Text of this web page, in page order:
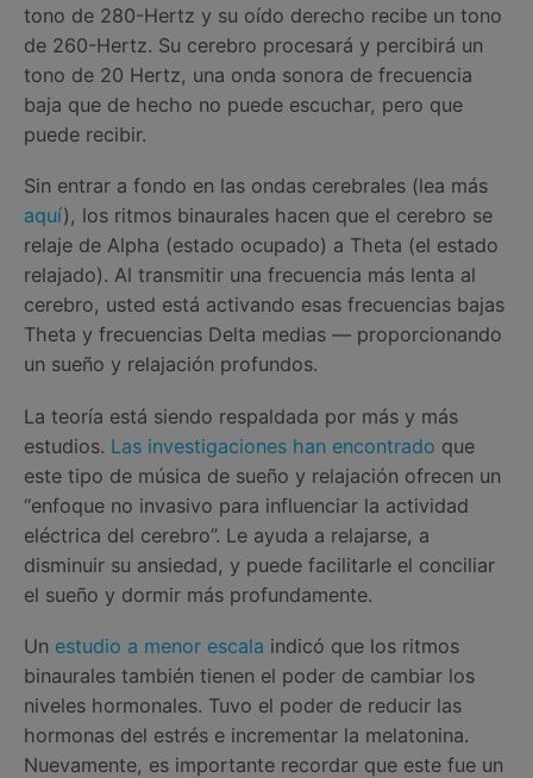
tono de 280-Hertz y su oído derecho recibe un tono
de 260-Hertz. Su cerebro procesará y percibirá un
tono de 20 Hertz, una onda sonora de frecuencia
baja que de hecho no puede escuchar, pero que
puede recibir.
Sin entrar a fondo en las ondas cerebrales (lea más
aquí), los ritmos binaurales hacen que el cerebro se
relaje de Alpha (estado ocupado) a Theta (el estado
relajado). Al transmitir una frecuencia más lenta al
cerebro, usted está activando esas frecuencias bajas
Theta y frecuencias Delta medias — proporcionando
un sueño y relajación profundos.
La teoría está siendo respaldada por más y más
estudios. Las investigaciones han encontrado que
este tipo de música de sueño y relajación ofrecen un
“enfoque no invasivo para influenciar la actividad
eléctrica del cerebro”. Le ayuda a relajarse, a
disminuir su ansiedad, y puede facilitarle el conciliar
el sueño y dormir más profundamente.
Un estudio a menor escala indicó que los ritmos
binaurales también tienen el poder de cambiar los
niveles hormonales. Tuvo el poder de reducir las
hormonas del estrés e incrementar la melatonina.
Nuevamente, es importante recordar que este fue un